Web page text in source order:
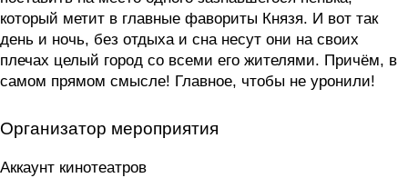
который метит в главные фавориты Князя. И вот так
день и ночь, без отдыха и сна несут они на своих
плечах целый город со всеми его жителями. Причём, в
самом прямом смысле! Главное, чтобы не уронили!
Организатор мероприятия
Аккаунт кинотеатров